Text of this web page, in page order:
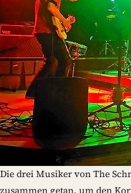
Die drei Musiker von The
zusammen getan, um den